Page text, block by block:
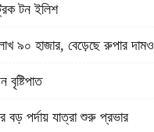
টন ইলিশ
৯০ হাজার, বেড়েছে রুপার দামও
বৃষ্টিপাত
বড় পর্দায় যাত্রা শুরু প্রভার